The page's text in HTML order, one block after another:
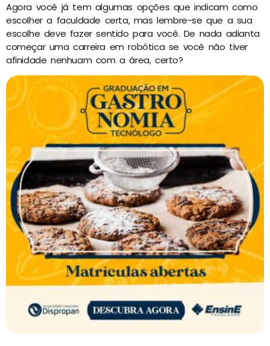
Agora você já tem algumas opções que indicam como
escolher a faculdade certa, mas lembre-se que a sua
escolhe deve fazer sentido para você. De nada adianta
começar uma carreira em robótica se você não tiver
afinidade nenhuam com a área, certo?